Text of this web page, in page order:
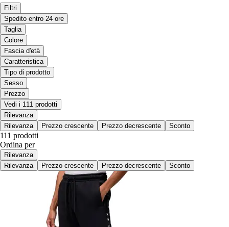
Filtri
Spedito entro 24 ore
Taglia
Colore
Fascia d'età
Caratteristica
Tipo di prodotto
Sesso
Prezzo
Vedi i 111 prodotti
Rilevanza
Rilevanza
Prezzo crescente Prezzo decrescente Sconto
111 prodotti
Ordina per
Rilevanza
Rilevanza
Prezzo crescente Prezzo decrescente Sconto